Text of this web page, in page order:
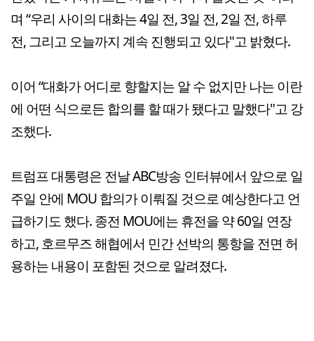
며 “우리 사이의 대화는 4일 전, 3일 전, 2일 전, 하루
전, 그리고 오늘까지 계속 진행되고 있다"고 밝혔다.
이어 “대화가 어디로 향할지는 알 수 없지만 나는 이란
에 어떤 식으로든 합의를 할 때가 됐다고 말했다"고 강
조했다.
트럼프 대통령은 전날 ABC방송 인터뷰에서 앞으로 일
주일 안에 MOU 합의가 이뤄질 것으로 예상한다고 언
급하기도 했다. 종전 MOU에는 휴전을 약 60일 연장
하고, 호르무즈 해협에서 민간 선박의 통항을 전면 허
용하는 내용이 포함된 것으로 알려졌다.